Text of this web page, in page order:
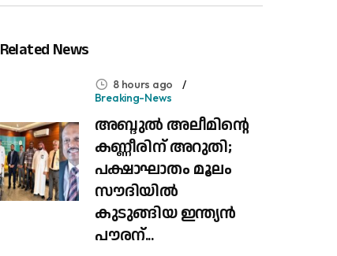
Related News
8 hours ago
Breaking-News
അബ്ദുൽ അലീമിന്റെ
കണ്ണീരിന് അറുതി;
പക്ഷാഘാതം മൂലം
സൗദിയിൽ
കുടുങ്ങിയ ഇന്ത്യൻ
പൗരന്...